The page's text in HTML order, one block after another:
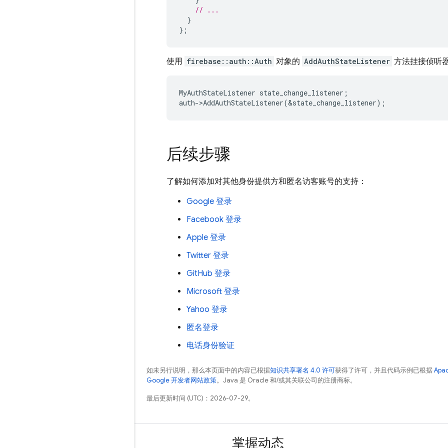
// ...
}
};
使用 firebase::auth::Auth 对象的 AddAuthStateListener 方法挂接侦听
MyAuthStateListener state_change_listener ;
auth->AddAuthStateListener(&state_change_listener);
后续步骤
了解如何添加对其他身份提供方和匿名访客账号的支持：
Google 登录
Facebook 登录
Apple 登录
Twitter 登录
GitHub 登录
Microsoft 登录
Yahoo 登录
匿名登录
电话身份验证
如未另行说明，那么本页面中的内容已根据知识共享署名 4.0 许可获得了许可，并且代码示例已根据
Google 开发者网站政策。Java 是 Oracle 和/或其关联公司的注册商标。
最后更新时间 (UTC)：2026-07-29。
掌握动态